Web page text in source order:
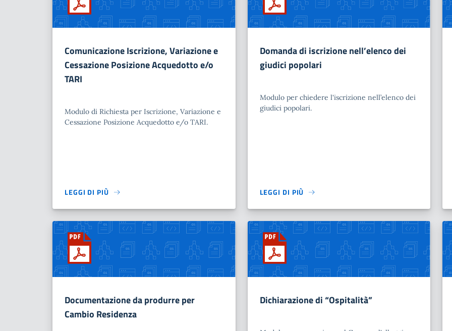
Comunicazione Iscrizione, Variazione e
Cessazione Posizione Acquedotto e/o
TARI
Modulo di Richiesta per Iscrizione, Variazione e
Cessazione Posizione Acquedotto e/o TARI.
LEGGI DI PIÙ
Domanda di iscrizione nell’elenco dei
giudici popolari
Modulo per chiedere l'iscrizione nell’elenco dei
giudici popolari.
LEGGI DI PIÙ
Documentazione da produrre per
Cambio Residenza
Dichiarazione di “Ospitalità”